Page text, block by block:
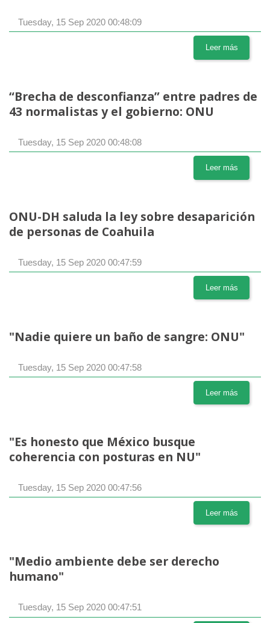
Tuesday, 15 Sep 2020 00:48:09
Leer más
“Brecha de desconfianza” entre padres de
43 normalistas y el gobierno: ONU
Tuesday, 15 Sep 2020 00:48:08
Leer más
ONU-DH saluda la ley sobre desaparición
de personas de Coahuila
Tuesday, 15 Sep 2020 00:47:59
Leer más
"Nadie quiere un baño de sangre: ONU"
Tuesday, 15 Sep 2020 00:47:58
Leer más
"Es honesto que México busque
coherencia con posturas en NU"
Tuesday, 15 Sep 2020 00:47:56
Leer más
"Medio ambiente debe ser derecho
humano"
Tuesday, 15 Sep 2020 00:47:51